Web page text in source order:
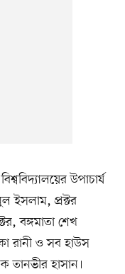
উপাচার্য
ইসলাম, প্রক্টর
বঙ্গমাতা শেখ
রানী ও সব হাউস
তানভীর হাসান।